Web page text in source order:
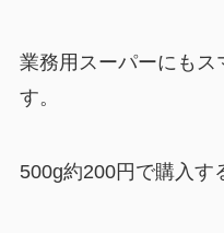
業務用スーパーにもス
す。
500g約200円で購入す